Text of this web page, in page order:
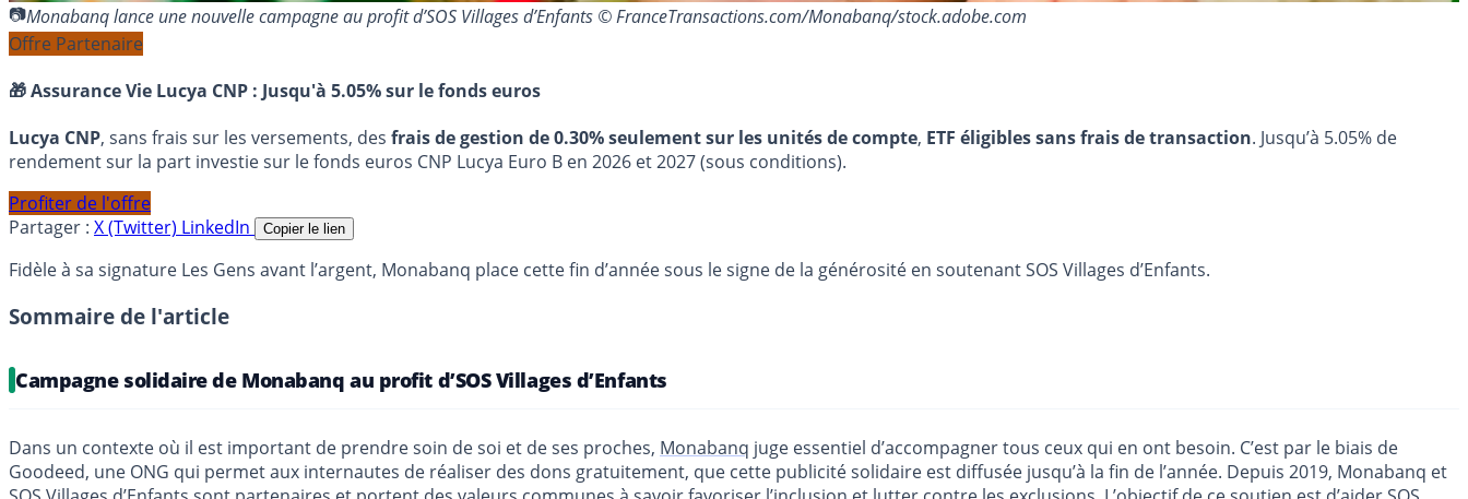
Monabanq lance une nouvelle campagne au profit d’SOS Villages d’Enfants © FranceTransactions.com/Monabanq/stock.adobe.com
Offre Partenaire
🎁 Assurance Vie Lucya CNP : Jusqu'à 5.05% sur le fonds euros
Lucya CNP, sans frais sur les versements, des frais de gestion de 0.30% seulement sur les unités de compte, ETF éligibles sans frais de transaction. Jusqu’à 5.05% de
rendement sur la part investie sur le fonds euros CNP Lucya Euro B en 2026 et 2027 (sous conditions).
Profiter de l'offre
Partager : X (Twitter) LinkedIn Copier le lien
Fidèle à sa signature Les Gens avant l’argent, Monabanq place cette fin d’année sous le signe de la générosité en soutenant SOS Villages d’Enfants.
Sommaire de l'article
Campagne solidaire de Monabanq au profit d’SOS Villages d’Enfants
Dans un contexte où il est important de prendre soin de soi et de ses proches, Monabanq juge essentiel d’accompagner tous ceux qui en ont besoin. C’est par le biais de
Goodeed, une ONG qui permet aux internautes de réaliser des dons gratuitement, que cette publicité solidaire est diffusée jusqu’à la fin de l’année. Depuis 2019, Monabanq et